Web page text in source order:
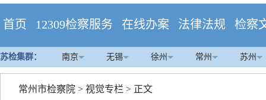
首页 12309检察服务 在线办案 法律法规 检察
苏检集群： 南京 无锡 徐州 常州 苏州
常州市检察院 > 视觉专栏 > 正文